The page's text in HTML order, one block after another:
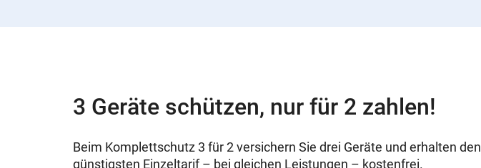
3 Geräte schützen, nur für 2 zahlen!
Beim Komplettschutz 3 für 2 versichern Sie drei Geräte und erhalten den
günstigsten Einzeltarif – bei gleichen Leistungen – kostenfrei.